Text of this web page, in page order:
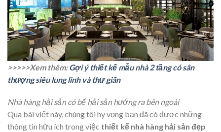
>>>>>Xem thêm:Gợi ý thiết kế mẫu nhà 2 tầng có sân
thượng siêu lung linh và thư giãn
Nhà hàng hải sản có bể hải sản hướng ra bên ngoài
Qua bài viết này, chúng tôi hy vọng bạn đã có được những
thông tin hữu ích trong việc thiết kế nhà hàng hải sản đẹp